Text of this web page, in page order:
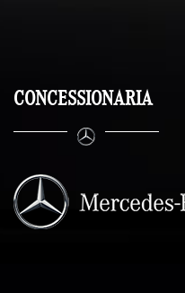
CONCESSIONARIA